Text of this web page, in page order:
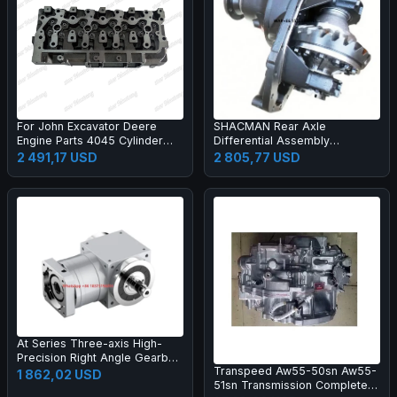
For John Excavator Deere
Engine Parts 4045 Cylinder
Head
2 491,17 USD
SHACMAN Rear Axle
Differential Assembly
81.35100.6428
2 805,77 USD
At Series Three-axis High-
Precision Right Angle Gearbox
with Spiral Bevel Gear for
Machinery Farm Industry
1 862,02 USD
Transpeed Aw55-50sn Aw55-
51sn Transmission Complete